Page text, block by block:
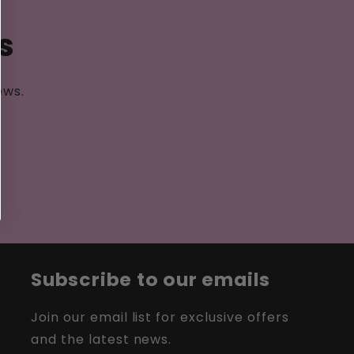
Subscribe to our emails
Join our email list for exclusive offers
and the latest news.